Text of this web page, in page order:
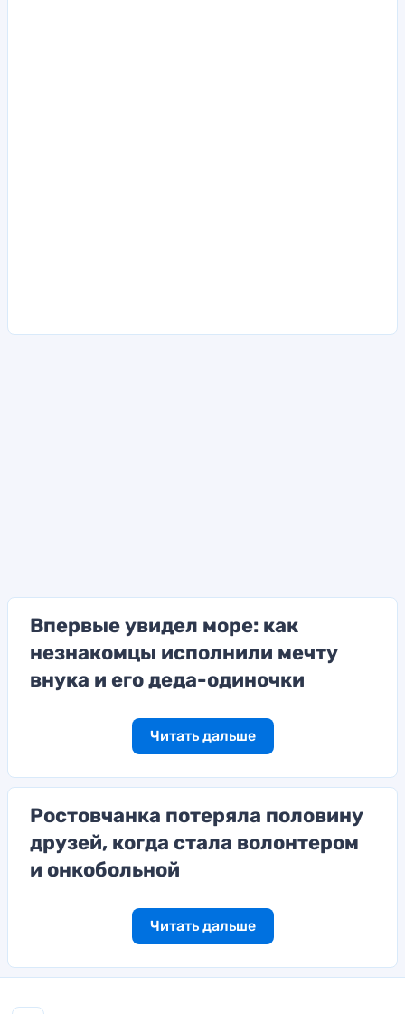
Впервые увидел море: как
незнакомцы исполнили мечту
внука и его деда-одиночки
Читать дальше
Ростовчанка потеряла половину
друзей, когда стала волонтером
и онкобольной
Читать дальше